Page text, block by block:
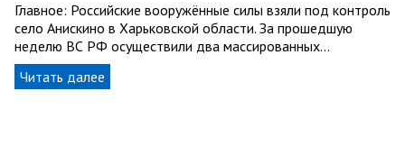
Главное: Российские вооружённые силы взяли под контроль
село Анискино в Харьковской области. За прошедшую
неделю ВС РФ осуществили два массированных…
Читать далее